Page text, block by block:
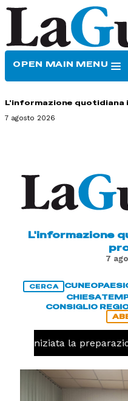
OPEN MAIN MENU
L'informazione quotidiana
7 agosto 2026
L'informazione
7
CERCA CUNEOPAESI
CHIESA
CONSIGLIO
iniziata la